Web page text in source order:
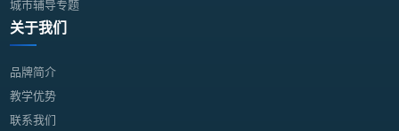
城市辅导专题
关于我们
品牌简介
教学优势
联系我们